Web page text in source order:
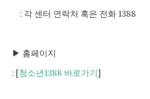
: 각 센터 연락처 혹은 전화 1388
▶ 홈페이지
: [청소년1388 바로가기]